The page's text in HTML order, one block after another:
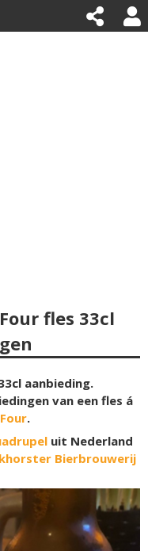
fles 33cl
aanbieding.
van een fles á
.
uit Nederland
Bierbrouwerij